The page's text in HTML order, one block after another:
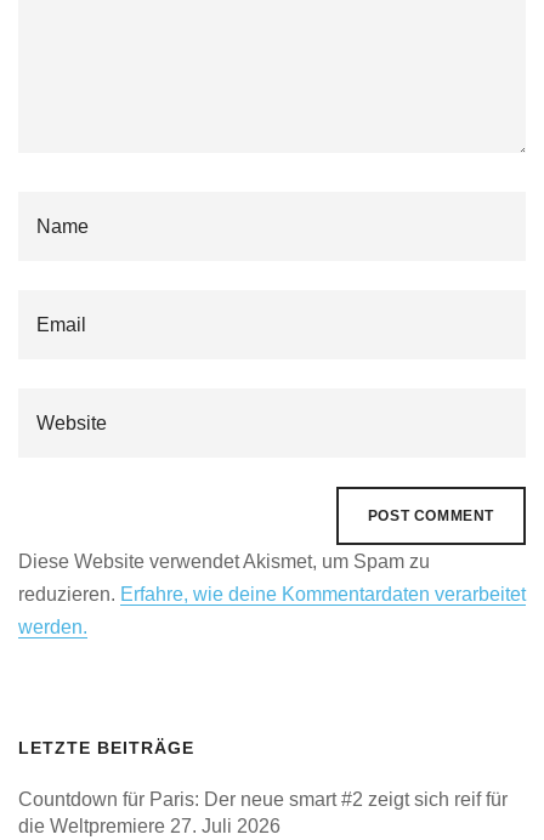
Diese Website verwendet Akismet, um Spam zu
reduzieren. Erfahre, wie deine Kommentardaten verarbeitet
werden.
LETZTE BEITRÄGE
Countdown für Paris: Der neue smart #2 zeigt sich reif für
die Weltpremiere 27. Juli 2026